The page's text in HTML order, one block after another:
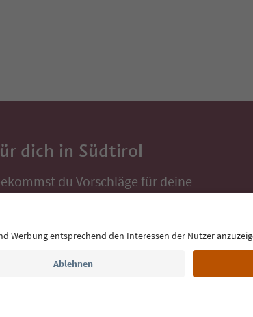
dich in Südtirol
du Vorschläge für deine
und typische Rezepte direkt ins